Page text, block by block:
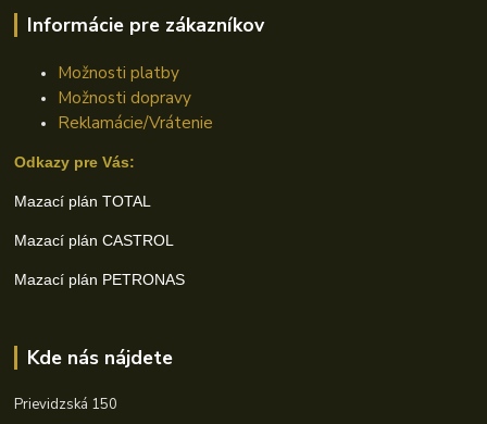
Informácie pre zákazníkov
Možnosti platby
Možnosti dopravy
Reklamácie/Vrátenie
Odkazy pre Vás:
Mazací plán TOTAL
Mazací plán CASTROL
Mazací plán PETRONAS
Kde nás nájdete
Prievidzská 150